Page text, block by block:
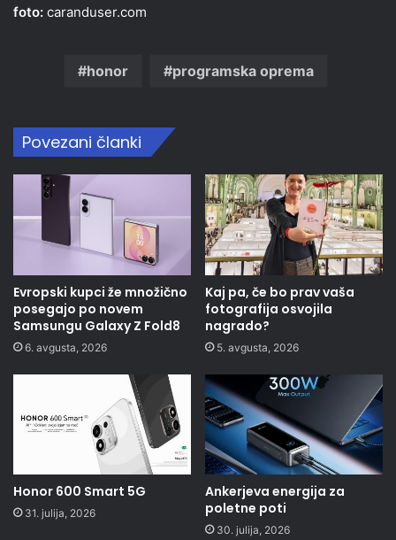
foto: caranduser.com
honor programska oprema
Povezani članki
Evropski kupci že množično
posegajo po novem
Samsungu Galaxy Z Fold8
6. avgusta, 2026
Kaj pa, če bo prav vaša
fotografija osvojila
nagrado?
5. avgusta, 2026
Honor 600 Smart 5G
31. julija, 2026
Ankerjeva energija za
poletne poti
30. julija, 2026